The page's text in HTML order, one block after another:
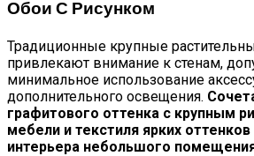
Обои С Рисунком
Традиционные крупные
привлекают внимание к стенам,
минимальное использование
дополнительного освещения.
графитового оттенка с крупным
мебели и текстиля ярких
интерьера небольшого